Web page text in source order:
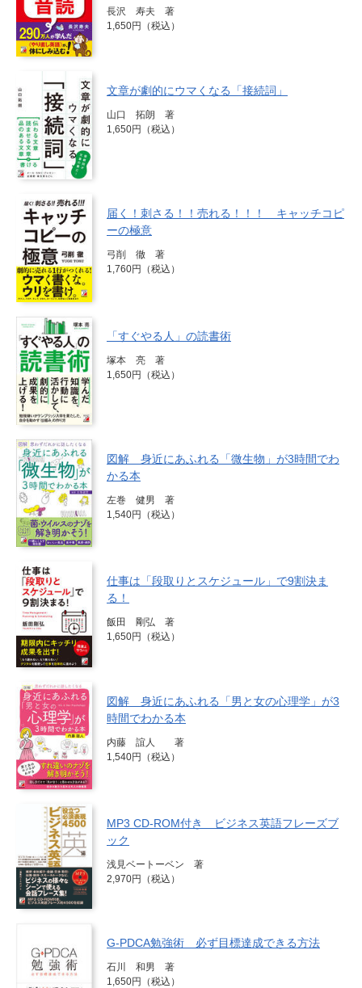
長沢 寿夫 著
1,650円（税込）
文章が劇的にウマくなる「接続詞」
山口 拓朗 著
1,650円（税込）
届く！刺さる！！売れる！！！ キャッチコピ
ーの極意
弓削 徹 著
1,760円（税込）
「すぐやる人」の読書術
塚本 亮 著
1,650円（税込）
図解 身近にあふれる「微生物」が3時間でわ
かる本
左巻 健男 著
1,540円（税込）
仕事は「段取りとスケジュール」で9割決ま
る！
飯田 剛弘 著
1,650円（税込）
図解 身近にあふれる「男と女の心理学」が3
時間でわかる本
内藤 誼人 著
1,540円（税込）
MP3 CD-ROM付き ビジネス英語フレーズブ
ック
浅見ベートーベン 著
2,970円（税込）
G-PDCA勉強術 必ず目標達成できる方法
石川 和男 著
1,650円（税込）